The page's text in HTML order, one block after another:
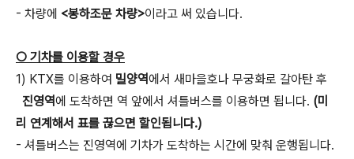
- 차량에 <봉하조문 차량>이라고 써 있습니다.
○ 기차를 이용할 경우
1) KTX를 이용하여 밀양역에서 새마을호나 무궁화로 갈아탄 후
진영역에 도착하면 역 앞에서 셔틀버스를 이용하면 됩니다. (미
리 연계해서 표를 끊으면 할인됩니다.)
- 셔틀버스는 진영역에 기차가 도착하는 시간에 맞춰 운행됩니다.